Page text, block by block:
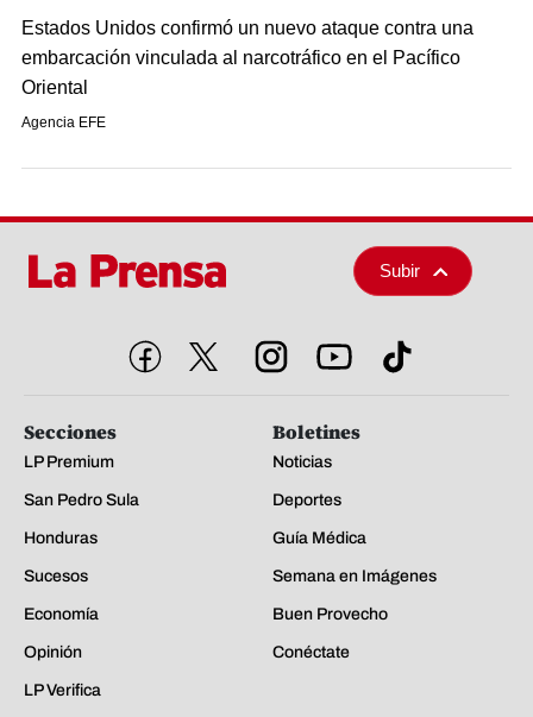
Estados Unidos confirmó un nuevo ataque contra una
embarcación vinculada al narcotráfico en el Pacífico
Oriental
Agencia EFE
Subir
Secciones
LP Premium
San Pedro Sula
Honduras
Sucesos
Economía
Opinión
LP Verifica
Boletines
Noticias
Deportes
Guía Médica
Semana en Imágenes
Buen Provecho
Conéctate